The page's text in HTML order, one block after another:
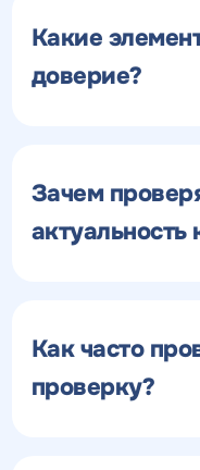
Какие
доверие?
Зачем
актуальность
Как часто
проверку?